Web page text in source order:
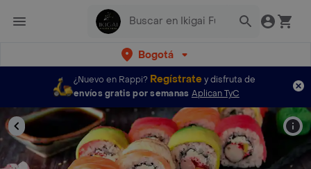
Bogotá
¿Nuevo en Rappi? Regístratey disfruta de
envíos gratis por semanas Aplican TyC